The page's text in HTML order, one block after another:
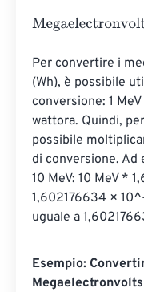
Megaelectronvolts
Per convertire i
(Wh), è possibile
conversione: 1
wattora. Quindi,
possibile
di conversione. Ad
10 MeV: 10 MeV *
1,602176634 ×
uguale a
Esempio:
Megaelectronvolts